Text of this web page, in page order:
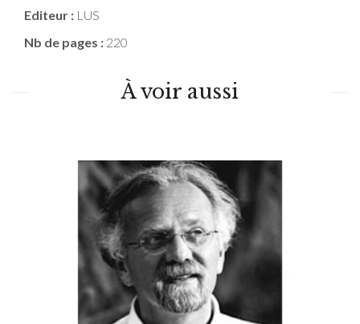
Editeur : LUS
Nb de pages : 220
À voir aussi